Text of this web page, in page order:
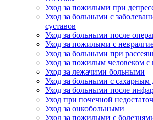
Уход за пожилыми при
Уход за больными с
суставов
Уход за больными после
Уход за пожилыми с
Уход за больными при
Уход за пожилым человеком
Уход за лежачими больными
Уход за больными с сахарным
Уход за больными после
Уход при почечной
Уход за онкобольными
Уход за пожилыми с